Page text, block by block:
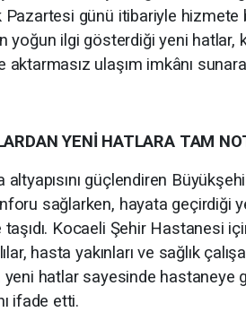
Pazartesi günü itibariyle hizmete
yoğun ilgi gösterdiği yeni
aktarmasız ulaşım imkânı
YENİ HATLARA TAM
altyapısını güçlendiren
sağlarken, hayata geçirdiği
Kocaeli Şehir Hastanesi
hasta yakınları ve sağlık
yeni hatlar sayesinde hastaneye
ifade etti.